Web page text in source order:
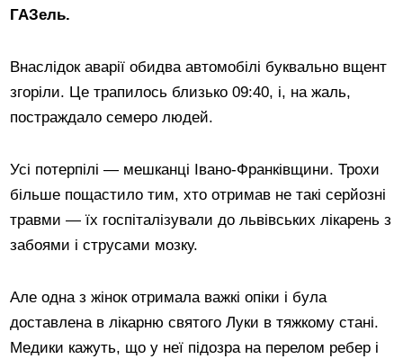
ГАЗель.
Внаслідок аварії обидва автомобілі буквально вщент
згоріли. Це трапилось близько 09:40, і, на жаль,
постраждало семеро людей.
Усі потерпілі — мешканці Івано-Франківщини. Трохи
більше пощастило тим, хто отримав не такі серйозні
травми — їх госпіталізували до львівських лікарень з
забоями і струсами мозку.
Але одна з жінок отримала важкі опіки і була
доставлена в лікарню святого Луки в тяжкому стані.
Медики кажуть, що у неї підозра на перелом ребер і